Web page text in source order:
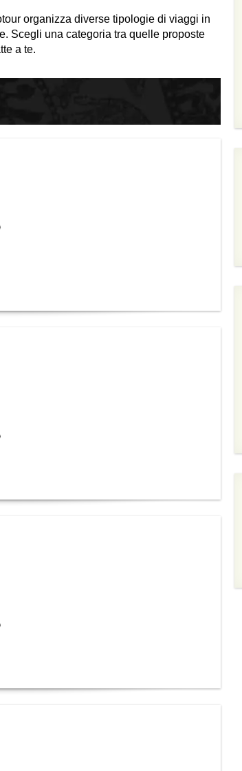
organizza diverse tipologie di viaggi in
Scegli una categoria tra quelle proposte
a te.